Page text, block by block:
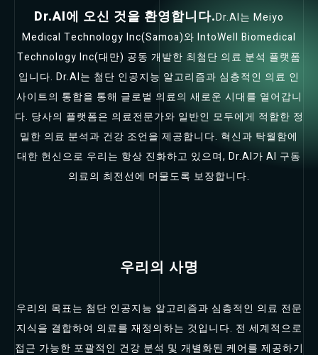
Dr.AI에 오신 것을 환영합니다.Dr.AI는 Meiyo
Medical Technology Inc(Samoa)와 IntoWell Biomedical
Technology Inc(대만) 공동 개발한 최첨단 의료 분석 플랫폼
입니다. Dr.AI는 첨단 인공지능 알고리즘과 심층적인 의료 인
사이트의 통합을 통해 글로벌 의료의 새로운 시대를 열어갑니
다. 당사의 플랫폼은 의료전문가와 일반인 모두에게 적합한 정
밀한 의료 분석과 건강 조언을 제공합니다. 혁신과 탁월함에
대한 헌신으로 우리는 항상 진화하고 있으며, Dr.AI가 AI 구동
의료의 최전선에 머물도록 보장합니다.
우리의 사명
우리의 목표는 첨단 인공지능 알고리즘과 심층적인 의료 전문
지식을 결합하여 의료를 재정의하는 것입니다. 전 세계적으로
접근 가능한 포괄적인 건강 분석 및 개별화된 케어를 제공하기